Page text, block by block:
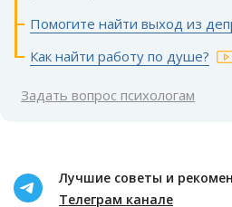
Помогите найти выход из
Как найти работу по душе?
Задать вопрос психологам
Лучшие советы и
Телеграм канале